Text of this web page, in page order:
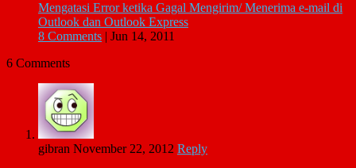
Mengatasi Error ketika Gagal Mengirim/ Menerima e-mail di
Outlook dan Outlook Express
8 Comments | Jun 14, 2011
6 Comments
gibran November 22, 2012 Reply